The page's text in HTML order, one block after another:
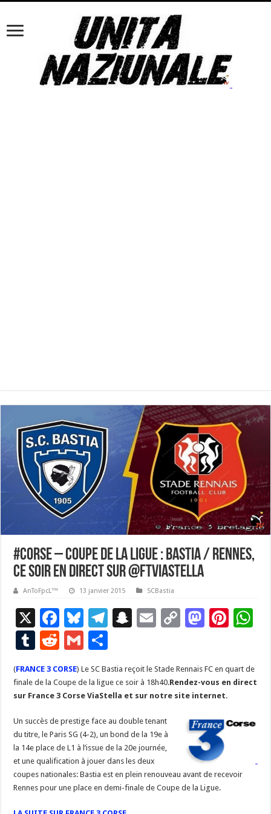
#Corse – Coupe de la ligue : BASTIA / RENNES,
ce soir en direct sur @fTViaStella
AnToFpcL™ 13 janvier 2015 SCBastia
X
F
ac
e
b
o
o
k
Bl
u
es
ky
T
gr
a
m
S
p
c
h
at
E
l
C
y
Li
n
k
M
d
o
n
Pi
es
T
m
bl
r
R
d
di
t
G
ai
l
ar
ta
g
er
(FRANCE 3 CORSE) Le SC Bastia reçoit le Stade Rennais FC en quart de
finale de la Coupe de la ligue ce soir à 18h40.Rendez-vous en direct
sur France 3 Corse ViaStella et sur notre site internet.
Un succès de prestige face au double tenant
du titre, le Paris SG (4-2), un bond de la 19e à
la 14e place de L1 à l’issue de la 20e journée,
et une qualification à jouer dans les deux
coupes nationales: Bastia est en plein renouveau avant de recevoir
Rennes pour une place en demi-finale de Coupe de la Ligue.